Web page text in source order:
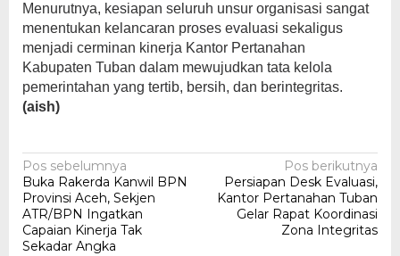
Menurutnya, kesiapan seluruh unsur organisasi sangat
menentukan kelancaran proses evaluasi sekaligus
menjadi cerminan kinerja Kantor Pertanahan
Kabupaten Tuban dalam mewujudkan tata kelola
pemerintahan yang tertib, bersih, dan berintegritas.
(aish)
Navigasi
pos
Pos sebelumnya
Buka Rakerda Kanwil BPN
Provinsi Aceh, Sekjen
ATR/BPN Ingatkan
Capaian Kinerja Tak
Sekadar Angka
Pos berikutnya
Persiapan Desk Evaluasi,
Kantor Pertanahan Tuban
Gelar Rapat Koordinasi
Zona Integritas